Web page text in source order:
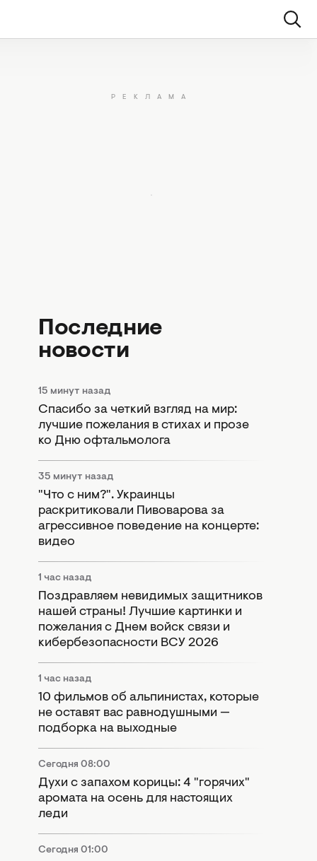
Последние
новости
15 минут назад
Спасибо за четкий взгляд на мир:
лучшие пожелания в стихах и прозе
ко Дню офтальмолога
35 минут назад
"Что с ним?". Украинцы
раскритиковали Пивоварова за
агрессивное поведение на концерте:
видео
1 час назад
Поздравляем невидимых защитников
нашей страны! Лучшие картинки и
пожелания с Днем войск связи и
кибербезопасности ВСУ 2026
1 час назад
10 фильмов об альпинистах, которые
не оставят вас равнодушными —
подборка на выходные
Сегодня 08:00
Духи с запахом корицы: 4 "горячих"
аромата на осень для настоящих
леди
Сегодня 01:00